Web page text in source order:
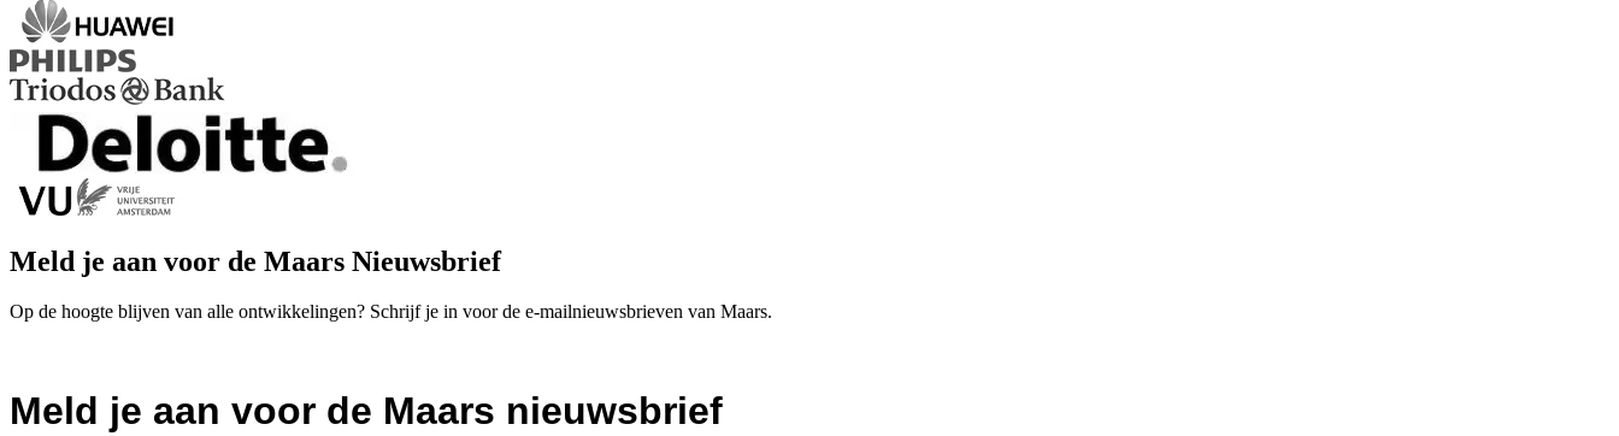
Meld je aan voor de Maars Nieuwsbrief
Op de hoogte blijven van alle ontwikkelingen? Schrijf je in voor de e-mailnieuwsbrieven van Maars.